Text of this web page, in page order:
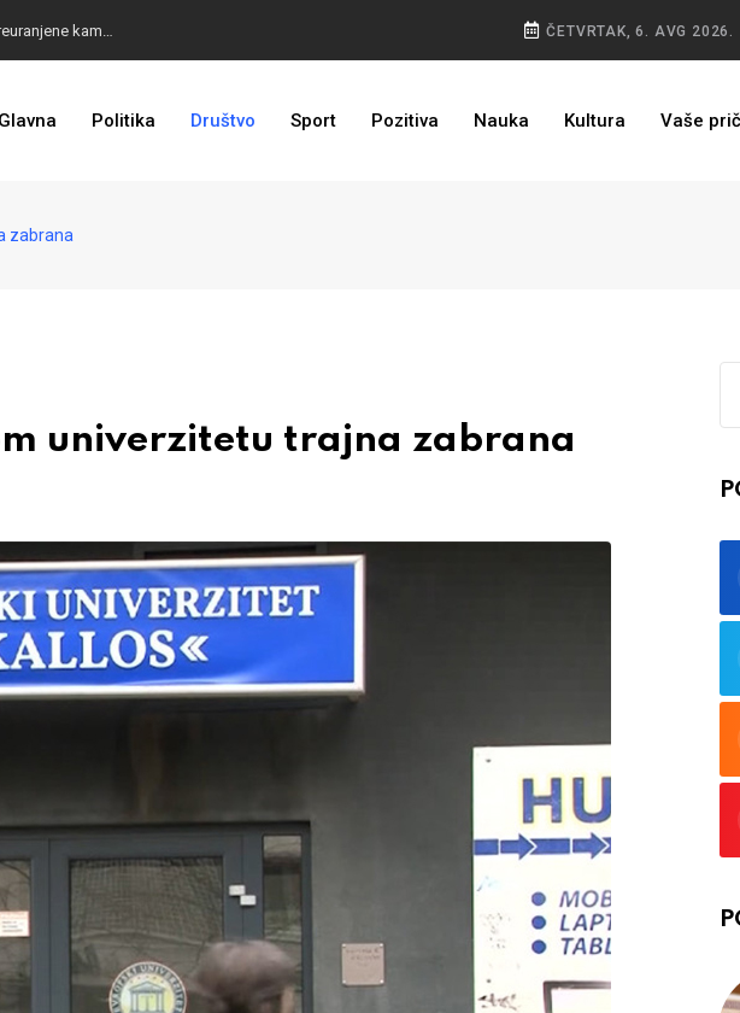
ČETVRTAK, 6. AVG 2026.
Glavna Politika Društvo Sport Pozitiva Nauka Kultura Vaše
zabrana
univerzitetu trajna zabrana